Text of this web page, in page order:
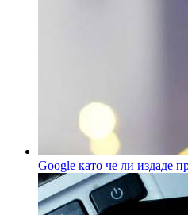
Google като че ли издаде